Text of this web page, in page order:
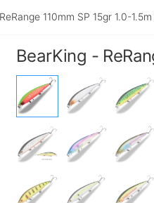
110mm SP 15gr 1.0-
BearKing -